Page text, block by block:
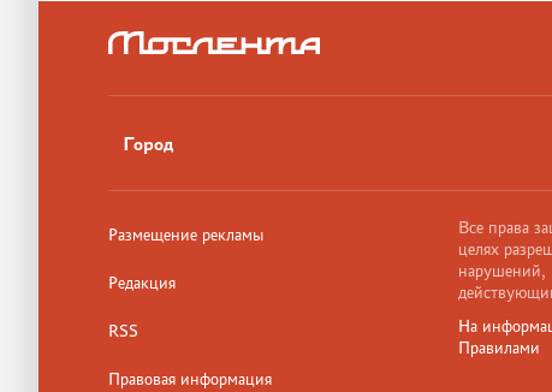
Город
Размещение рекламы
Редакция
RSS
Правовая информация
Все права
целях
нарушений,
На
Правилами